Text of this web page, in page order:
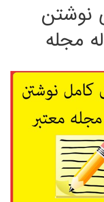
نوشتن
مجله